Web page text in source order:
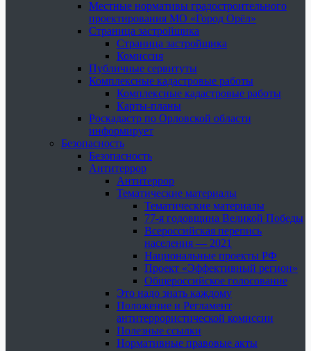
Местные нормативы градостроительного
проектирования МО «Город Орёл»
Страница застройщика
Страница застройщика
Комиссия
Публичные сервитуты
Комплексные кадастровые работы
Комплексные кадастровые работы
Карты-планы
Роскадастр по Орловской области
информирует
Безопасность
Безопасность
Антитеррор
Антитеррор
Тематические материалы
Тематические материалы
77-я годовщина Великой Победы
Всероссийская перепись
населения — 2021
Национальные проекты РФ
Проект «Эффективный регион»
Общероссийское голосование
Это надо знать каждому
Положение и Регламент
антитеррористической комиссии
Полезные ссылки
Нормативные правовые акты